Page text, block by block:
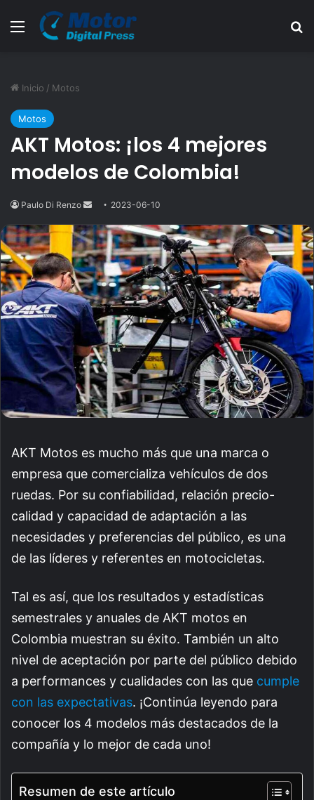
Menú
Inicio / Motos
Motos
AKT Motos: ¡los 4 mejores
modelos de Colombia!
Paulo Di Renzo
Send
email
2023-06-10
AKT Motos es mucho más que una marca o
empresa que comercializa vehículos de dos
ruedas. Por su confiabilidad, relación precio-
calidad y capacidad de adaptación a las
necesidades y preferencias del público, es una
de las líderes y referentes en motocicletas.
Tal es así, que los resultados y estadísticas
semestrales y anuales de AKT motos en
Colombia muestran su éxito. También un alto
nivel de aceptación por parte del público debido
a performances y cualidades con las que cumple
con las expectativas. ¡Continúa leyendo para
conocer los 4 modelos más destacados de la
compañía y lo mejor de cada uno!
Resumen de este artículo